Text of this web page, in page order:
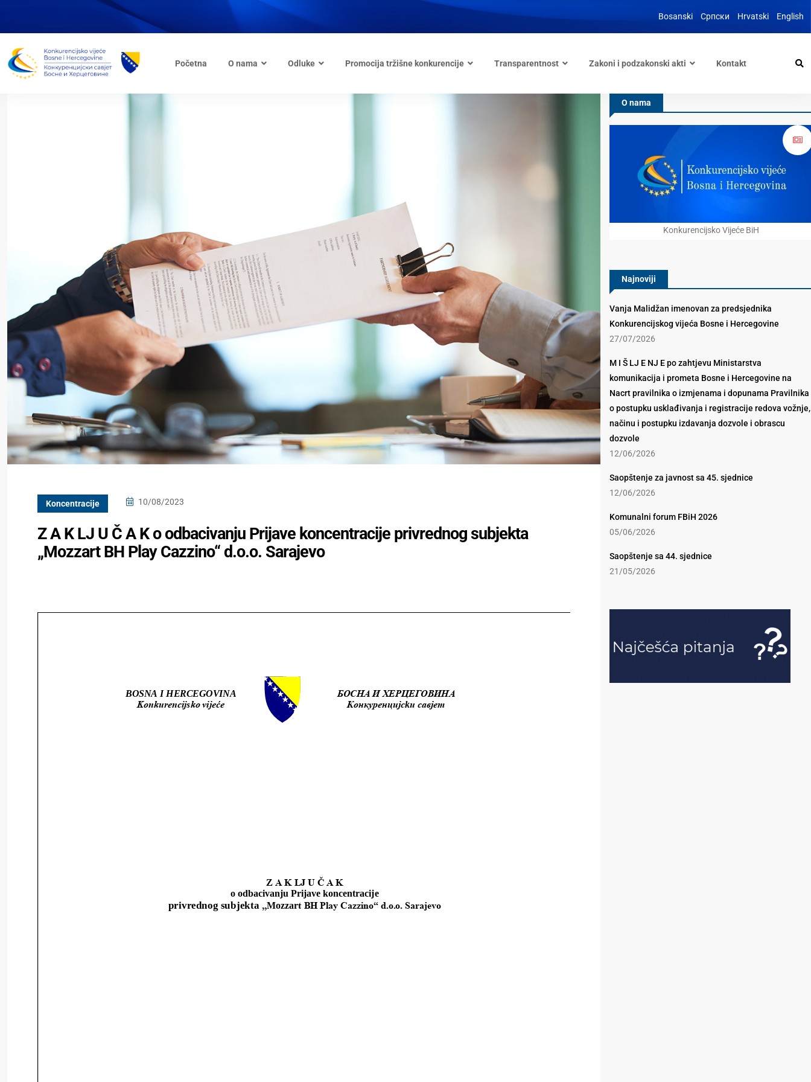
Bosanski Српски Hrvatski English
Početna O nama Odluke Promocija tržišne konkurencije Transparentnost Zakoni i podzakonski akti Kontakt
Koncentracije 10/08/2023
Z A K LJ U Č A K o odbacivanju Prijave koncentracije privrednog subjekta
„Mozzart BH Play Cazzino“ d.o.o. Sarajevo
O nama
Konkurencijsko Vijeće BiH
Najnoviji
Vanja Malidžan imenovan za predsjednika
Konkurencijskog vijeća Bosne i Hercegovine
27/07/2026
M I Š LJ E NJ E po zahtjevu Ministarstva
komunikacija i prometa Bosne i Hercegovine na
Nacrt pravilnika o izmjenama i dopunama Pravilnika
o postupku usklađivanja i registracije redova vožnje,
načinu i postupku izdavanja dozvole i obrascu
dozvole
12/06/2026
Saopštenje za javnost sa 45. sjednice
12/06/2026
Komunalni forum FBiH 2026
05/06/2026
Saopštenje sa 44. sjednice
21/05/2026